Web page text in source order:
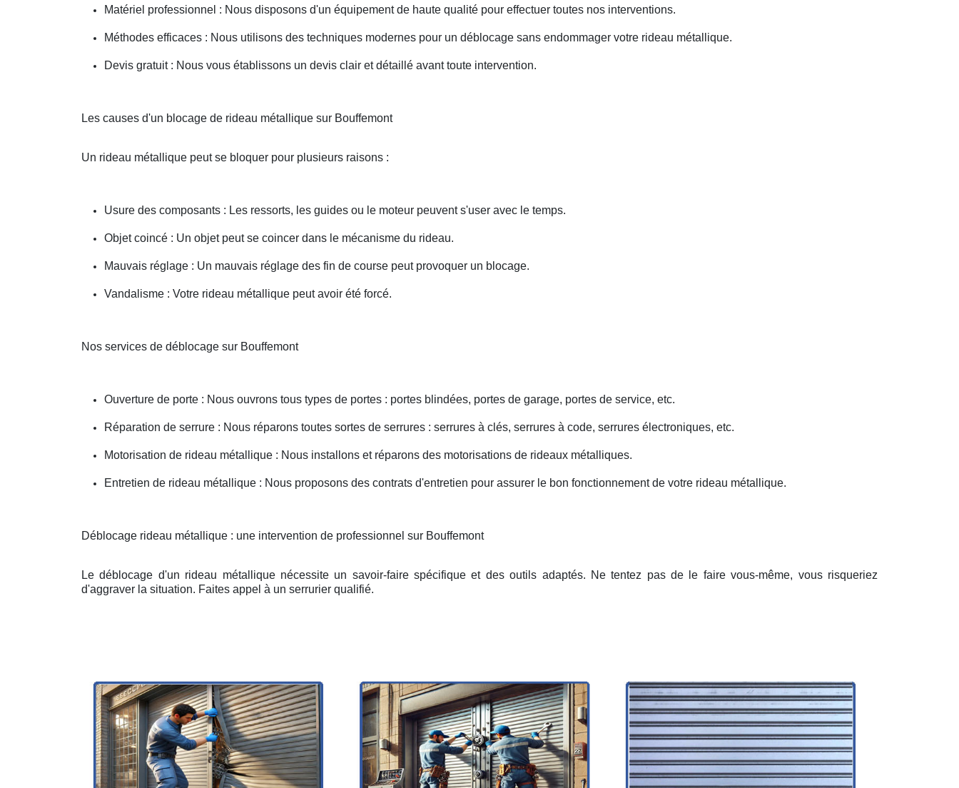
Matériel professionnel : Nous disposons d'un équipement de haute qualité pour effectuer toutes nos interventions.
Méthodes efficaces : Nous utilisons des techniques modernes pour un déblocage sans endommager votre rideau métallique.
Devis gratuit : Nous vous établissons un devis clair et détaillé avant toute intervention.
Les causes d'un blocage de rideau métallique sur Bouffemont
Un rideau métallique peut se bloquer pour plusieurs raisons :
Usure des composants : Les ressorts, les guides ou le moteur peuvent s'user avec le temps.
Objet coincé : Un objet peut se coincer dans le mécanisme du rideau.
Mauvais réglage : Un mauvais réglage des fin de course peut provoquer un blocage.
Vandalisme : Votre rideau métallique peut avoir été forcé.
Nos services de déblocage sur Bouffemont
Ouverture de porte : Nous ouvrons tous types de portes : portes blindées, portes de garage, portes de service, etc.
Réparation de serrure : Nous réparons toutes sortes de serrures : serrures à clés, serrures à code, serrures électroniques, etc.
Motorisation de rideau métallique : Nous installons et réparons des motorisations de rideaux métalliques.
Entretien de rideau métallique : Nous proposons des contrats d'entretien pour assurer le bon fonctionnement de votre rideau métallique.
Déblocage rideau métallique : une intervention de professionnel sur Bouffemont
Le déblocage d'un rideau métallique nécessite un savoir-faire spécifique et des outils adaptés. Ne tentez pas de le faire vous-même, vous risqueriez
d'aggraver la situation. Faites appel à un serrurier qualifié.